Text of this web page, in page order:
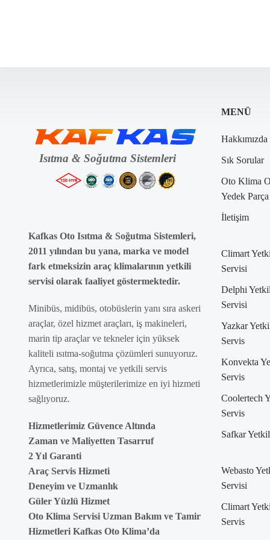
Kafkas Oto Isıtma & Soğutma Sistemleri,
2011 yılından bu yana, marka ve model
fark etmeksizin araç klimalarının yetkili
servisi olarak faaliyet göstermektedir.
Minibüs, midibüs, otobüslerin yanı sıra askeri
araçlar, özel hizmet araçları, iş makineleri,
marin tip araçlar ve tekneler için yüksek
kaliteli ısıtma-soğutma çözümleri sunuyoruz.
Ayrıca, satış, montaj ve yetkili servis
hizmetlerimizle müşterilerimize en iyi hizmeti
sağlıyoruz.
Hizmetlerimiz Güvence Altında
Zaman ve Maliyetten Tasarruf
2 Yıl Garanti
Araç Servis Hizmeti
Deneyim ve Uzmanlık
Güler Yüzlü Hizmet
Oto Klima Servisi Uzman Bakım ve Tamir
Hizmetleri Kafkas Oto Klima’da
MENÜ
Hakkımızda
Sık Sorular
Oto Klima
Yedek Parça
İletişim
Climart
Servisi
Delphi
Servisi
Yazkar
Servis
Konvekta
Servis
Coolertech
Servis
Safkar
Webasto
Servisi
Climart
Servis